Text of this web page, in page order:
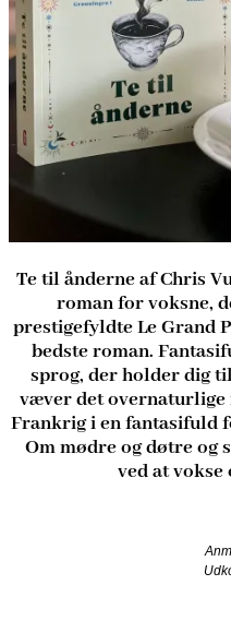
Te til ånderne af Chris
roman for voksne,
prestigefyldte Le Grand
bedste roman.
sprog, der holder dig
væver det overnaturlige
Frankrig i en fantasifuld
Om mødre og døtre og
ved at vokse